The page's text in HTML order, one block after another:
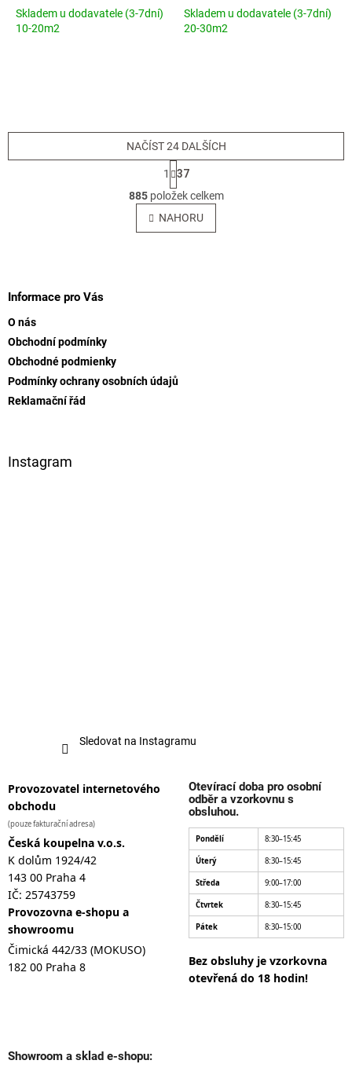
Skladem u dodavatele (3-7dní)
10-20m2
Skladem u dodavatele (3-7dní)
20-30m2
O
v
l
á
v
NAČÍST 24 DALŠÍCH
S
t
r
á
n
k
1
37
885položek celkem
NAHORU
Informace pro Vás
O nás
Obchodní podmínky
Obchodné podmienky
Podmínky ochrany osobních údajů
Reklamační řád
Instagram
Sledovat na Instagramu
Provozovatel internetového
obchodu
(pouze fakturační adresa)
Česká koupelna v.o.s.
K dolům 1924/42
143 00 Praha 4
IČ: 25743759
Provozovna e-shopu a
showroomu
Čimická 442/33 (MOKUSO)
182 00 Praha 8
Otevírací doba pro osobní
odběr a vzorkovnu s
obsluhou.
Pondělí 8:30–15:45
Úterý 8:30–15:45
Středa 9:00–17:00
Čtvrtek 8:30–15:45
Pátek 8:30–15:00
Bez obsluhy je vzorkovna
otevřená do 18 hodin!
Showroom a sklad e-shopu: